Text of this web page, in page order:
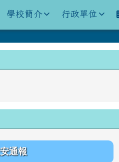
球資訊網
學校簡介 行政單位
通報